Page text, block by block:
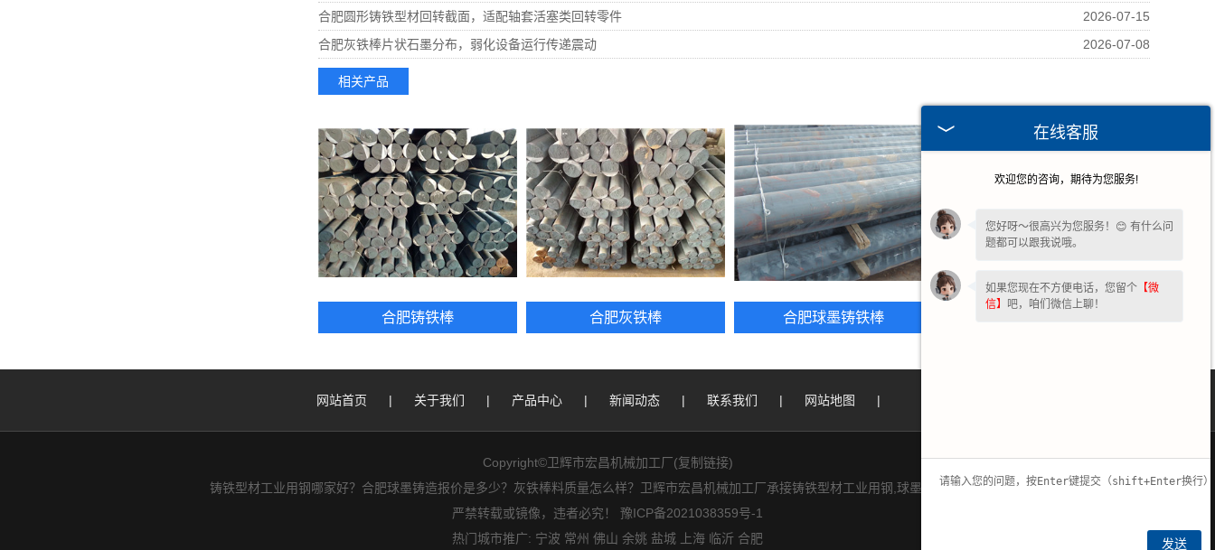
合肥圆形铸铁型材回转截面，适配轴套活塞类回转零件
2026-07-15
合肥灰铁棒片状石墨分布，弱化设备运行传递震动
2026-07-08
相关产品
合肥铸铁棒 合肥灰铁棒 合肥球墨铸铁棒
网站首页 | 关于我们 | 产品中心 | 新闻动态 | 联系我们 | 网站地图 |
Copyright©卫辉市宏昌机械加工厂(复制链接)
铸铁型材工业用钢哪家好？合肥球墨铸造报价是多少？灰铁棒料质量怎么样？卫辉市宏昌机械加工厂承接铸铁型材工业用钢,球墨铸造,灰铁棒料.
严禁转载或镜像，违者必究！ 豫ICP备2021038359号-1
热门城市推广: 宁波 常州 佛山 余姚 盐城 上海 临沂 合肥
在线客服
欢迎您的咨询，期待为您服务!
您好呀～很高兴为您服务！😊 有什么问
题都可以跟我说哦。
如果您现在不方便电话，您留个 【微
信】 吧，咱们微信上聊！
发送